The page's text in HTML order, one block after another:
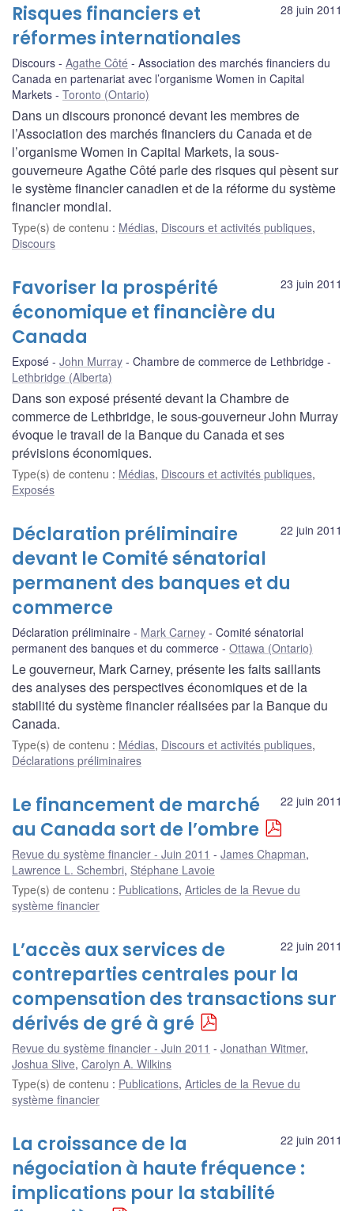
28 juin 2011
Risques financiers et
réformes internationales
Discours Agathe Côté
Association des marchés financiers du
Canada en partenariat avec l’organisme Women in Capital
Markets
Toronto (Ontario)
Dans un discours prononcé devant les membres de
l’Association des marchés financiers du Canada et de
l’organisme Women in Capital Markets, la sous-
gouverneure Agathe Côté parle des risques qui pèsent sur
le système financier canadien et de la réforme du système
financier mondial.
Type(s) de contenu : Médias, Discours et activités publiques,
Discours
23 juin 2011
Favoriser la prospérité
économique et financière du
Canada
Exposé John Murray
Chambre de commerce de Lethbridge
Lethbridge (Alberta)
Dans son exposé présenté devant la Chambre de
commerce de Lethbridge, le sous-gouverneur John Murray
évoque le travail de la Banque du Canada et ses
prévisions économiques.
Type(s) de contenu : Médias, Discours et activités publiques,
Exposés
22 juin 2011
Déclaration préliminaire
devant le Comité sénatorial
permanent des banques et du
commerce
Déclaration préliminaire Mark Carney
Comité sénatorial
permanent des banques et du commerce
Ottawa (Ontario)
Le gouverneur, Mark Carney, présente les faits saillants
des analyses des perspectives économiques et de la
stabilité du système financier réalisées par la Banque du
Canada.
Type(s) de contenu : Médias, Discours et activités publiques,
Déclarations préliminaires
22 juin 2011
Le financement de marché
au Canada sort de l’ombre
Revue du système financier - Juin 2011 James Chapman,
Lawrence L. Schembri, Stéphane Lavoie
Type(s) de contenu : Publications, Articles de la Revue du
système financier
22 juin 2011
L’accès aux services de
contreparties centrales pour la
compensation des transactions sur
dérivés de gré à gré
Revue du système financier - Juin 2011 Jonathan Witmer,
Joshua Slive, Carolyn A. Wilkins
Type(s) de contenu : Publications, Articles de la Revue du
système financier
22 juin 2011
La croissance de la
négociation à haute fréquence :
implications pour la stabilité